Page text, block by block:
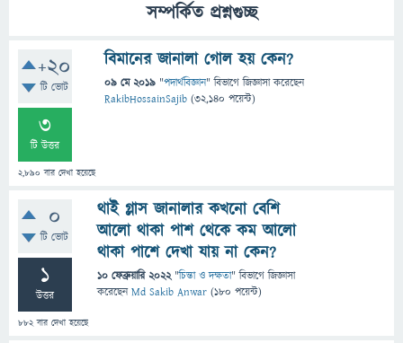
সম্পর্কিত প্রশ্নগুচ্ছ
+20
টি ভোট
3
টি উত্তর
2,890 বার দেখা হয়েছে
বিমানের জানালা গোল হয় কেন?
09 মে 2019 "পদার্থবিজ্ঞান" বিভাগে জিজ্ঞাসাকরেছেন
RakibHossainSajib (32,140 পয়েন্ট)
0
টি ভোট
1
উত্তর
882বার দেখা হয়েছে
থাই গ্লাস জানালার কখনো বেশি
আলো থাকা পাশ থেকে কম আলো
থাকা পাশে দেখা যায় না কেন?
10 ফেব্রুয়ারি 2022 "চিন্তা ও দক্ষতা" বিভাগে জিজ্ঞাসা
করেছেনMd Sakib Anwar (180 পয়েন্ট)